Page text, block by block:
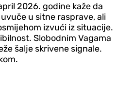
2026. godine kaže da
u sitne rasprave, ali
izvući iz situacije.
Slobodnim Vagama
šalje skrivene signale.